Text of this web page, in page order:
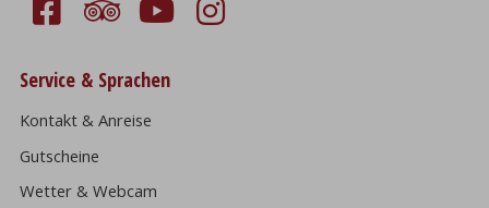
Service & Sprachen
Kontakt & Anreise
Gutscheine
Wetter & Webcam